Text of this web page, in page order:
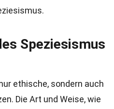
Speziesismus
ethische, sondern auch
Die Art und Weise, wie